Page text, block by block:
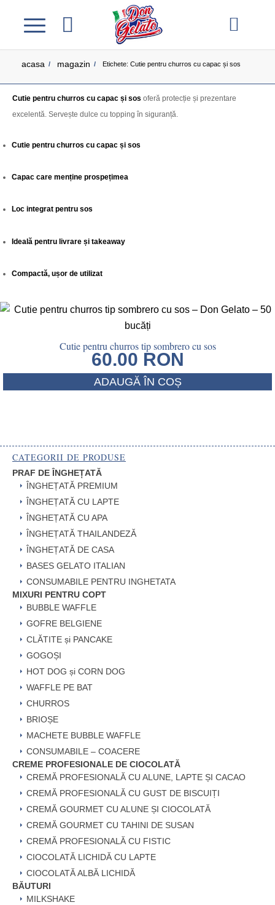
acasa / magazin / Etichete: Cutie pentru churros cu capac și sos
Cutie pentru churros cu capac și sos oferă protecție și prezentare
excelentă. Servește dulce cu topping în siguranță.
Cutie pentru churros cu capac și sos
Capac care menține prospețimea
Loc integrat pentru sos
Ideală pentru livrare și takeaway
Compactă, ușor de utilizat
Cutie pentru churros tip sombrero cu sos
60.00 RON
ADAUGĂ ÎN COȘ
CATEGORII DE PRODUSE
PRAF DE ÎNGHEȚATĂ
ÎNGHEȚATĂ PREMIUM
ÎNGHEȚATĂ CU LAPTE
ÎNGHEȚATĂ CU APA
ÎNGHEȚATĂ THAILANDEZĂ
ÎNGHEȚATĂ DE CASA
BASES GELATO ITALIAN
CONSUMABILE PENTRU INGHETATA
MIXURI PENTRU COPT
BUBBLE WAFFLE
GOFRE BELGIENE
CLĂTITE și PANCAKE
GOGOȘI
HOT DOG și CORN DOG
WAFFLE PE BAT
CHURROS
BRIOȘE
MACHETE BUBBLE WAFFLE
CONSUMABILE – COACERE
CREME PROFESIONALE DE CIOCOLATĂ
CREMĂ PROFESIONALĂ CU ALUNE, LAPTE ȘI CACAO
CREMĂ PROFESIONALĂ CU GUST DE BISCUIȚI
CREMĂ GOURMET CU ALUNE ȘI CIOCOLATĂ
CREMĂ GOURMET CU TAHINI DE SUSAN
CREMĂ PROFESIONALĂ CU FISTIC
CIOCOLATĂ LICHIDĂ CU LAPTE
CIOCOLATĂ ALBĂ LICHIDĂ
BĂUTURI
MILKSHAKE